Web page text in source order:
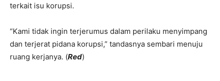
terkait isu korupsi.
“Kami tidak ingin terjerumus dalam perilaku menyimpang
dan terjerat pidana korupsi,” tandasnya sembari menuju
ruang kerjanya. (Red)